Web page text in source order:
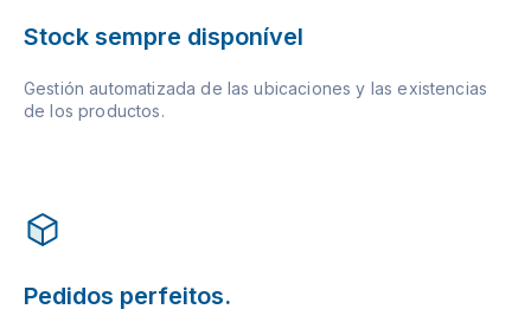
Stock sempre disponível
Gestión automatizada de las ubicaciones y las existencias
de los productos.
Pedidos perfeitos.